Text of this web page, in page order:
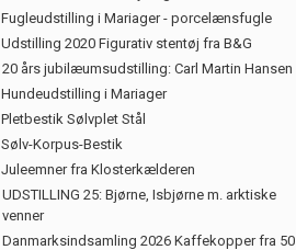
Fugleudstilling i Mariager - porcelænsfugle
Udstilling 2020 Figurativ stentøj fra B&G
20 års jubilæumsudstilling: Carl Martin Hansen
Hundeudstilling i Mariager
Pletbestik Sølvplet Stål
Sølv-Korpus-Bestik
Juleemner fra Klosterkælderen
UDSTILLING 25: Bjørne, Isbjørne m. arktiske
venner
Danmarksindsamling 2026 Kaffekopper fra 50